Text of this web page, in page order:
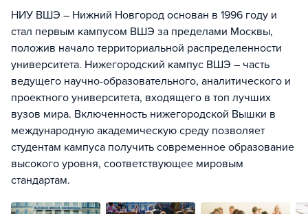
НИУ ВШЭ – Нижний Новгород основан в 1996 году и
стал первым кампусом ВШЭ за пределами Москвы,
положив начало территориальной распределенности
университета. Нижегородский кампус ВШЭ – часть
ведущего научно-образовательного, аналитического и
проектного университета, входящего в топ лучших
вузов мира. Включенность нижегородской Вышки в
международную академическую среду позволяет
студентам кампуса получить современное образование
высокого уровня, соответствующее мировым
стандартам.